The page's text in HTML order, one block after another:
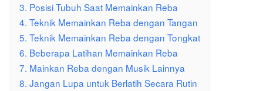
3. Posisi Tubuh Saat Memainkan Reba
4. Teknik Memainkan Reba dengan Tangan
5. Teknik Memainkan Reba dengan Tongkat
6. Beberapa Latihan Memainkan Reba
7. Mainkan Reba dengan Musik Lainnya
8. Jangan Lupa untuk Berlatih Secara Rutin